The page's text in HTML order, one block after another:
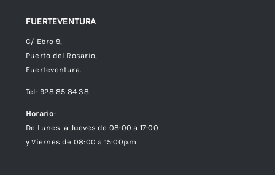
FUERTEVENTURA
C/ Ebro 9,
Puerto del Rosario,
Fuerteventura.
Tel: 928 85 84 38
Horario:
De Lunes a Jueves de 08:00 a 17:00
y Viernes de 08:00 a 15:00p.m